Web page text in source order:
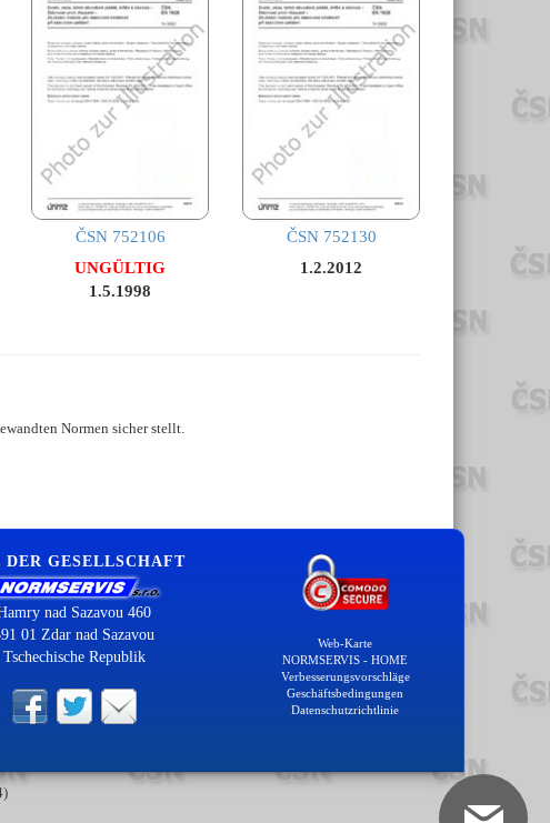
ČSN 752106
UNGÜLTIG
1.5.1998
ČSN 752130
1.2.2012
Normen sicher stellt.
DER GESELLSCHAFT
nad Sazavou 460
01 Zdar nad Sazavou
Tschechische Republik
Web-Karte
NORMSERVIS - HOME
Verbesserungsvorschläge
Geschäftsbedingungen
Datenschutzrichtlinie